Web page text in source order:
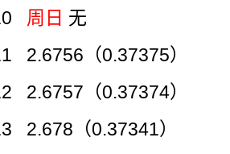
周日 无
2.6756（0.37375）
2.6757（0.37374）
2.678（0.37341）